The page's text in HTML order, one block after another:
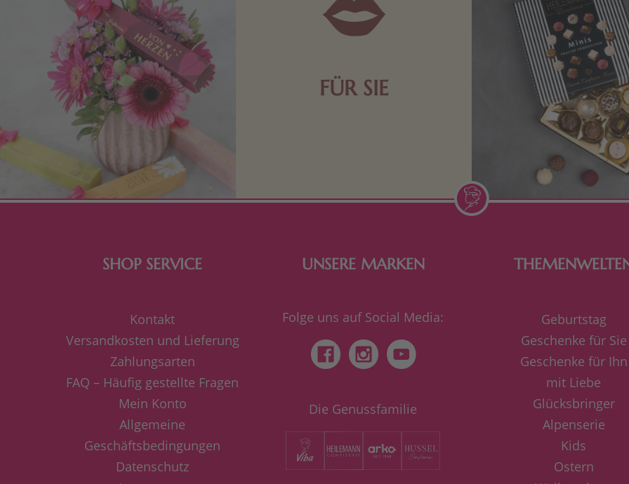
FÜR SIE
SHOP SERVICE
Kontakt
Versandkosten und Lieferung
Zahlungsarten
FAQ – Häufig gestellte Fragen
Mein Konto
Allgemeine
Geschäftsbedingungen
Datenschutz
UNSERE MARKEN
Folge uns auf Social Media:
Die Genussfamilie
Geburtstag
Geschenke für Sie
Geschenke für Ihn
mit Liebe
Glücksbringer
Alpenserie
Kids
Ostern